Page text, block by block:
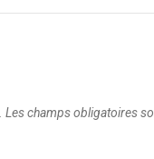
Les champs obligatoires